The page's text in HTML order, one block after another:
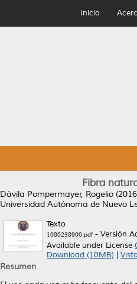
Inicio
Fibra
Dávila Pompermayer, Rogelio
Universidad Autónoma de Nuevo
Texto
1080238900.pdf- Versión
Available under License
Download (10MB)
Resumen